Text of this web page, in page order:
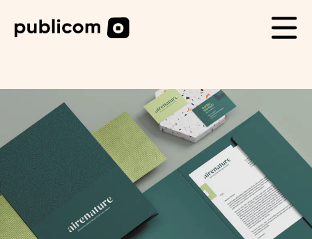
CAS CLIENTS
Blog
Carrière
Contact